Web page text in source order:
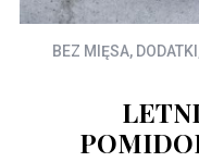
BEZ MIĘSA, DODATKI